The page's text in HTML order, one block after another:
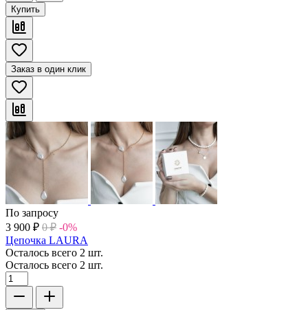
Купить
Заказ в один клик
По запросу
3 900 ₽ 0 ₽ -0%
Цепочка LAURA
Осталось всего 2 шт.
Осталось всего 2 шт.